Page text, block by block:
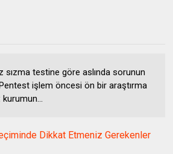
sızma testine göre aslında sorunun
işlem öncesi ön bir araştırma
Dikkat Etmeniz Gerekenler